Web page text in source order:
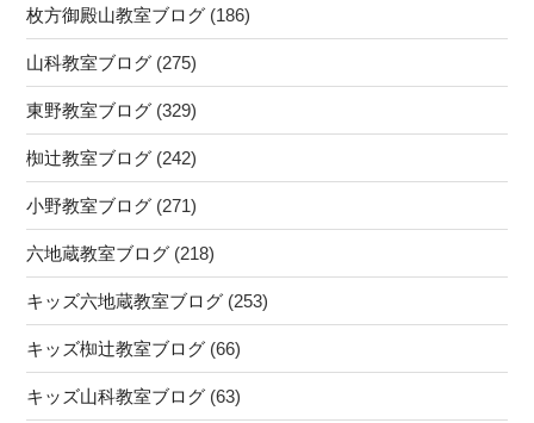
枚方御殿山教室ブログ (186)
山科教室ブログ (275)
東野教室ブログ (329)
椥辻教室ブログ (242)
小野教室ブログ (271)
六地蔵教室ブログ (218)
キッズ六地蔵教室ブログ (253)
キッズ椥辻教室ブログ (66)
キッズ山科教室ブログ (63)